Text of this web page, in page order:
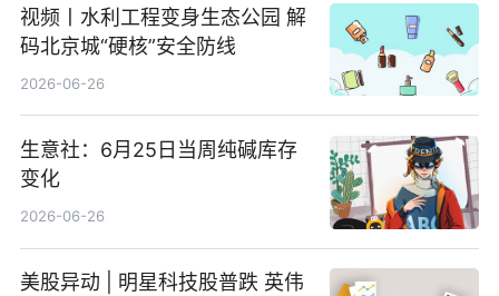
视频丨水利工程变身生态公园 解
码北京城“硬核”安全防线
2026-06-26
生意社：6月25日当周纯碱库存
变化
2026-06-26
美股异动 | 明星科技股普跌 英伟